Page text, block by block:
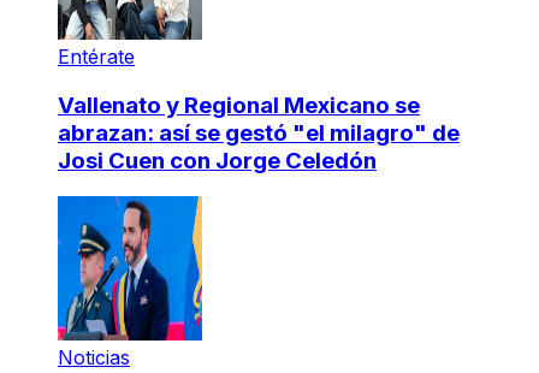
Entérate
Vallenato y Regional Mexicano se
abrazan: así se gestó "el milagro" de
Josi Cuen con Jorge Celedón
Noticias